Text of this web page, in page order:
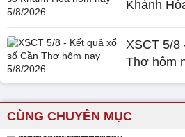
Khánh
XSCT 5/8
Thơ hôm
CÙNG CHUYÊN MỤC